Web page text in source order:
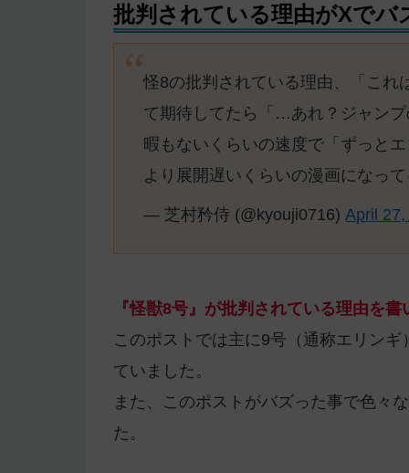
批判されている理由がXでバ
怪8の批判されている理由、「これ
て期待してたら「…あれ？ジャン
暇もないくらいの速度で「ずっと
より展開遅いくらいの漫画になっ
— 芝村矜侍 (@kyouji0716) April
『怪獣8号』が批判されている理由を
このポストでは主に9号（通称エリン
ていました。
また、このポストがバズった事で色々
た。